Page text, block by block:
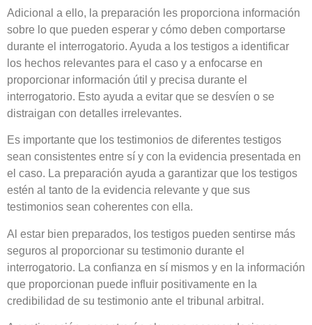
Adicional a ello, la preparación les proporciona información
sobre lo que pueden esperar y cómo deben comportarse
durante el interrogatorio. Ayuda a los testigos a identificar
los hechos relevantes para el caso y a enfocarse en
proporcionar información útil y precisa durante el
interrogatorio. Esto ayuda a evitar que se desvíen o se
distraigan con detalles irrelevantes.
Es importante que los testimonios de diferentes testigos
sean consistentes entre sí y con la evidencia presentada en
el caso. La preparación ayuda a garantizar que los testigos
estén al tanto de la evidencia relevante y que sus
testimonios sean coherentes con ella.
Al estar bien preparados, los testigos pueden sentirse más
seguros al proporcionar su testimonio durante el
interrogatorio. La confianza en sí mismos y en la información
que proporcionan puede influir positivamente en la
credibilidad de su testimonio ante el tribunal arbitral.